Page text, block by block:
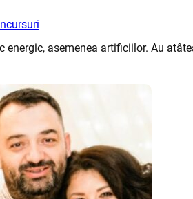
energic, asemenea artificiilor. Au